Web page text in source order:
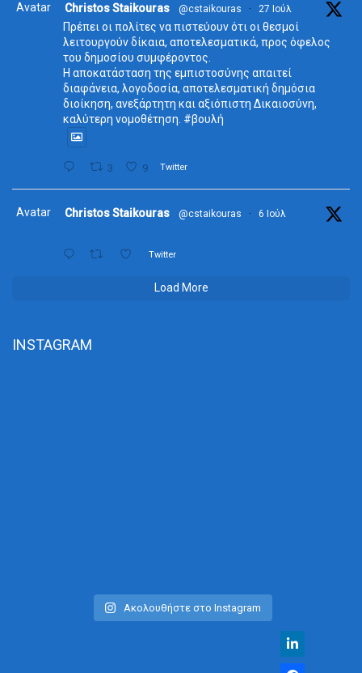
Avatar Christos Staikouras @cstaikouras · 27 Ιούλ
Πρέπει οι πολίτες να πιστεύουν ότι οι θεσμοί
λειτουργούν δίκαια, αποτελεσματικά, προς όφελος
του δημοσίου συμφέροντος.
Η αποκατάσταση της εμπιστοσύνης απαιτεί
διαφάνεια, λογοδοσία, αποτελεσματική δημόσια
διοίκηση, ανεξάρτητη και αξιόπιστη Δικαιοσύνη,
καλύτερη νομοθέτηση. #βουλή
3 9 Twitter
Avatar Christos Staikouras @cstaikouras · 6 Ιούλ
Twitter
Load More
INSTAGRAM
Ακολουθήστε στο Instagram